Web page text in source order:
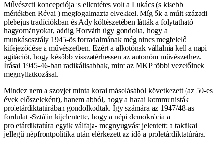
Művészeti koncepciója is ellentétes volt a Lukács (s kisebb
mértékben Révai ) megfogalmazta elvekkel. Míg ők a múlt századi
plebejus tradíciókban és Ady költészetében látták a folytatható
hagyományokat, addig Horváth úgy gondolta, hogy a
munkásosztály 1945-ös forradalmának még nincs megfelelő
kifejeződése a művészetben. Ezért a alkotónak vállalnia kell a napi
agitációt, hogy később visszatérhessen az autonóm művészethez.
Írásai 1945-46-ban radikálisabbak, mint az MKP többi vezetőinek
megnyilatkozásai.
Mindez nem a szovjet minta korai másolásából következett (az 50-es
évek előszeleként), hanem abból, hogy a hazai kommunisták
proletárdiktatúrában gondolkodtak. Így számára az 1947/48-as
fordulat -Sztálin kijelentette, hogy a népi demokrácia a
proletárdiktatúra egyik válfaja- megnyugvást jelentett: a taktikai
jellegű népfrontpolitika után elérkezett az idő a proletárdiktatúrára.